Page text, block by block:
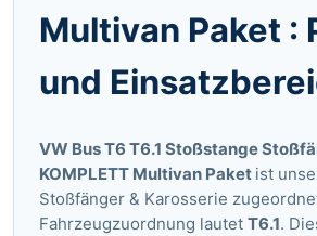
Multivan Paket :
und
VW Bus T6 T6.1 Stoßstange
KOMPLETT Multivan Paket ist
Stoßfänger & Karosserie
Fahrzeugzuordnung lautet T6.1.